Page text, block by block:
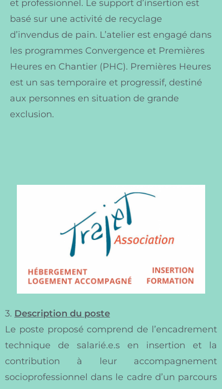
et professionnel. Le support d’insertion est
basé sur une activité de recyclage
d’invendus de pain. L’atelier est engagé dans
les programmes Convergence et Premières
Heures en Chantier (PHC). Premières Heures
est un sas temporaire et progressif, destiné
aux personnes en situation de grande
exclusion.
3. Description du poste
Le poste proposé comprend de l’encadrement
technique de salarié.e.s en insertion et la
contribution à leur accompagnement
socioprofessionnel dans le cadre d’un parcours